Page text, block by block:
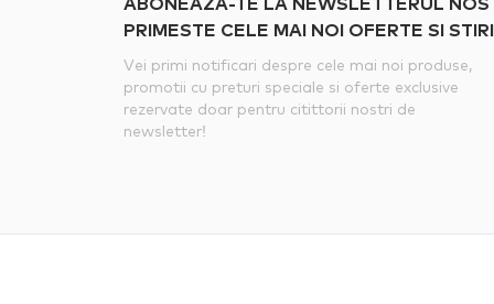
ABONEAZA-TE LA NEWSLETTERUL
PRIMESTE CELE MAI NOI OFERTE SI
Vei primi notificari despre cele mai noi produse,
promotii cu preturi speciale si oferte exclusive
rezervate doar pentru citittorii nostri de
newsletter!